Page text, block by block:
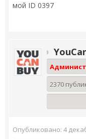
мой ID 0397
2370
Опубликовано: 4